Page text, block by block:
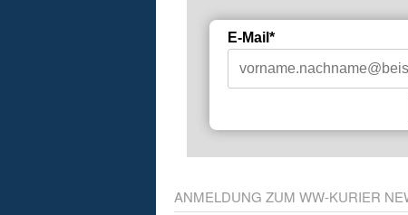
E-Mail*
ANMELDUNG ZUM WW-KURIER